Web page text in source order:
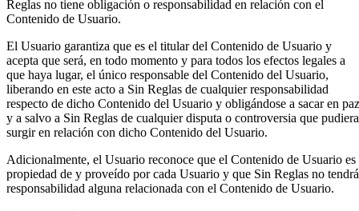
Reglas no tiene obligación o responsabilidad en relación con el
Contenido de Usuario.
El Usuario garantiza que es el titular del Contenido de Usuario y
acepta que será, en todo momento y para todos los efectos legales a
que haya lugar, el único responsable del Contenido del Usuario,
liberando en este acto a Sin Reglas de cualquier responsabilidad
respecto de dicho Contenido del Usuario y obligándose a sacar en paz
y a salvo a Sin Reglas de cualquier disputa o controversia que pudiera
surgir en relación con dicho Contenido del Usuario.
Adicionalmente, el Usuario reconoce que el Contenido de Usuario es
propiedad de y proveído por cada Usuario y que Sin Reglas no tendrá
responsabilidad alguna relacionada con el Contenido de Usuario.